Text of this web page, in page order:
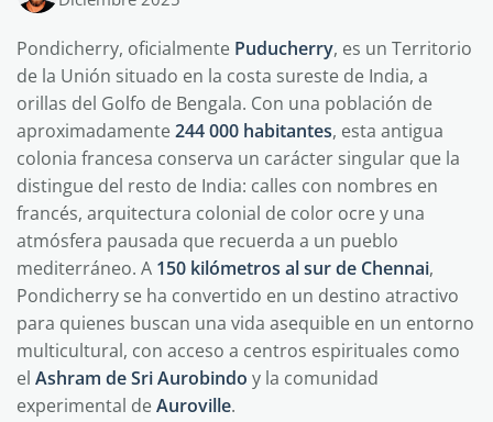
Pondicherry, oficialmente Puducherry, es un Territorio
de la Unión situado en la costa sureste de India, a
orillas del Golfo de Bengala. Con una población de
aproximadamente244 000 habitantes, esta antigua
colonia francesa conserva un carácter singular que la
distingue del resto de India: calles con nombres en
francés, arquitectura colonial de color ocre y una
atmósfera pausada que recuerda a un pueblo
mediterráneo. A 150 kilómetros al sur de Chennai,
Pondicherry se ha convertido en un destino atractivo
para quienes buscan una vida asequible en un entorno
multicultural, con acceso a centros espirituales como
el Ashram de Sri Aurobindo y la comunidad
experimental deAuroville.